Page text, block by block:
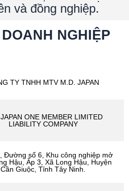
và đồng nghiệp.
NGHIỆP
TY TNHH MTV M.D. JAPAN
ONE MEMBER LIMITED
LIABILITY COMPANY
Đường số 6, Khu công nghiệp mở
Hậu, Ấp 3, Xã Long Hậu, Huyện
Cần Giuộc, Tỉnh Tây Ninh.